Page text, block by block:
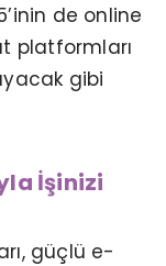
de online
platformları
gibi
İşinizi
güçlü e-